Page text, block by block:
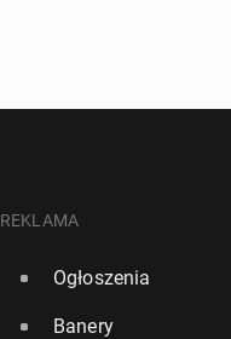
REKLAMA
Ogłoszenia
Banery